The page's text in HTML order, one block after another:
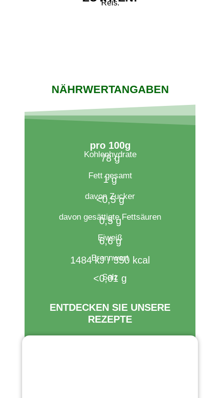
Reis.
NÄHRWERTANGABEN
pro 100g​
Kohlenhydrate
78 g
Fett gesamt
1 g
davon Zucker
<0,5 g
davon gesättigte Fettsäuren
0,5 g
Eiweiß
6,6 g
Brennwert​
1484 kJ / 350 kcal
Salz
<0,01 g
ENTDECKEN SIE UNSERE
REZEPTE